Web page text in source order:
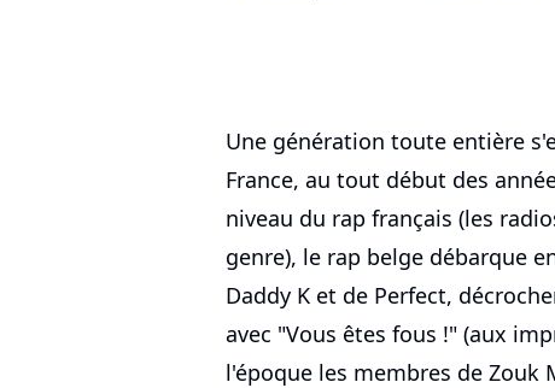
Une génération toute entière
France, au tout début des
niveau du rap français (les
genre), le rap belge débarque
Daddy K et de Perfect,
avec "Vous êtes fous !" (aux
l'époque les membres de Zouk